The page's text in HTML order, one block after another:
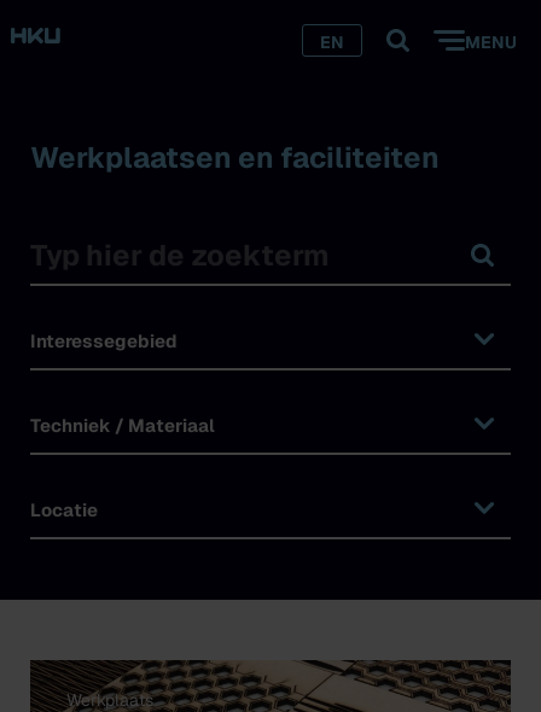
EN MENU
Werkplaatsen en faciliteiten
Interessegebied
Techniek / Materiaal
Locatie
Werkplaats